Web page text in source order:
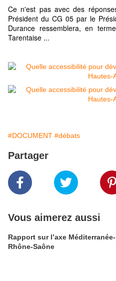
Ce n'est pas avec des
Président du CG 05 par le
Durance ressemblera, en
Tarentaise ...
#DOCUMENT #débats
Partager
Vous aimerez aussi
Rapport sur l’axe Méditerranée-
Rhône-Saône